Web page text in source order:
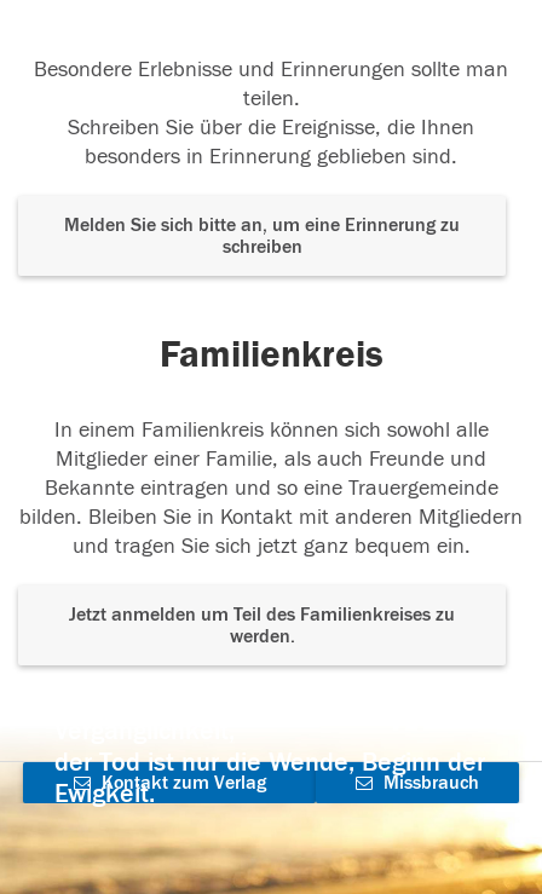
Besondere Erlebnisse und Erinnerungen sollte man
teilen.
Schreiben Sie über die Ereignisse, die Ihnen
besonders in Erinnerung geblieben sind.
Melden Sie sich bitte an, um eine Erinnerung zu
schreiben
Familienkreis
In einem Familienkreis können sich sowohl alle
Mitglieder einer Familie, als auch Freunde und
Bekannte eintragen und so eine Trauergemeinde
bilden. Bleiben Sie in Kontakt mit anderen Mitgliedern
und tragen Sie sich jetzt ganz bequem ein.
Jetzt anmelden um Teil des Familienkreises zu
werden.
der Tod ist nur die Wende, Beginn der
Ewigkeit.
Kontakt zum Verlag
aufnehmen
Missbrauch